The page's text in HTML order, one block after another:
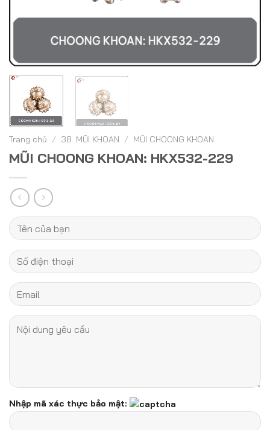
Trang chủ / 38. MŨI KHOAN / MŨI CHOONG KHOAN
MŨI CHOONG KHOAN: HKX532-229
Nhập mã xác thực bảo mật: